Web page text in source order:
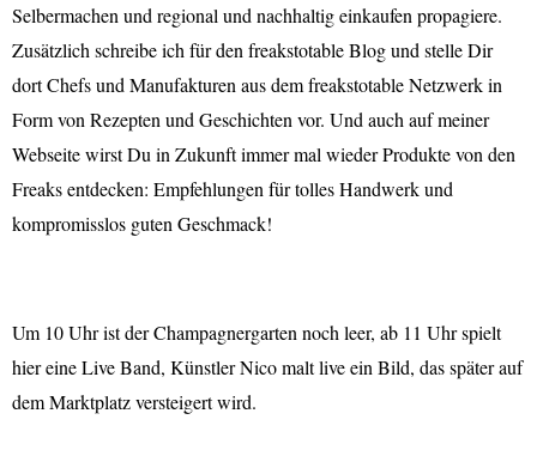
Selbermachen und regional und nachhaltig einkaufen propagiere.
Zusätzlich schreibe ich für den freakstotable Blog und stelle Dir
dort Chefs und Manufakturen aus dem freakstotable Netzwerk in
Form von Rezepten und Geschichten vor. Und auch auf meiner
Webseite wirst Du in Zukunft immer mal wieder Produkte von den
Freaks entdecken: Empfehlungen für tolles Handwerk und
kompromisslos guten Geschmack!
Um 10 Uhr ist der Champagnergarten noch leer, ab 11 Uhr spielt
hier eine Live Band, Künstler Nico malt live ein Bild, das später auf
dem Marktplatz versteigert wird.